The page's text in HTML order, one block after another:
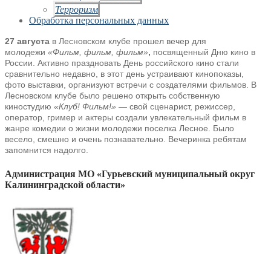
Терроризм
Обработка персональных данных
27 августа в Лесновском клубе прошел вечер для
молодежи «Фильм, фильм, фильм», посвященный Дню кино в
России. Активно праздновать День российского кино стали
сравнительно недавно, в этот день устраивают кинопоказы,
фото выставки, организуют встречи с создателями фильмов. В
Лесновском клубе было решено открыть собственную
киностудию «Клуб! Фильм!» — свой сценарист, режиссер,
оператор, гример и актеры создали увлекательный фильм в
жанре комедии о жизни молодежи поселка Лесное. Было
весело, смешно и очень познавательно. Вечеринка ребятам
запомнится надолго.
Администрация МО «Гурьевский муниципальный округ
Калининградской области»